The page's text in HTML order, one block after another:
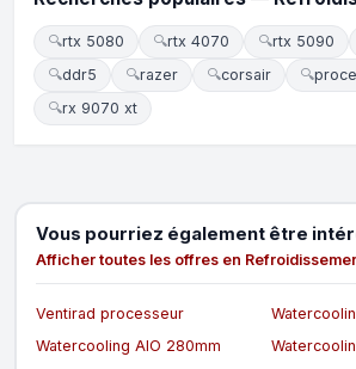
🔍rtx 5080 🔍rtx 4070 🔍rtx 5090
🔍ddr5 🔍razer 🔍corsair 🔍
🔍rx 9070 xt
Vous pourriez également être
Afficher toutes les offres en
Ventirad processeur
Watercooling AIO 280mm